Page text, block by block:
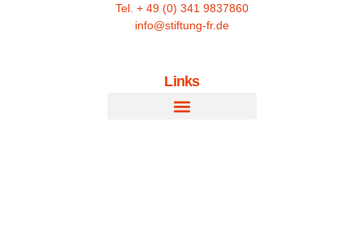
Tel. + 49 (0) 341 9837860
info@stiftung-fr.de
Links